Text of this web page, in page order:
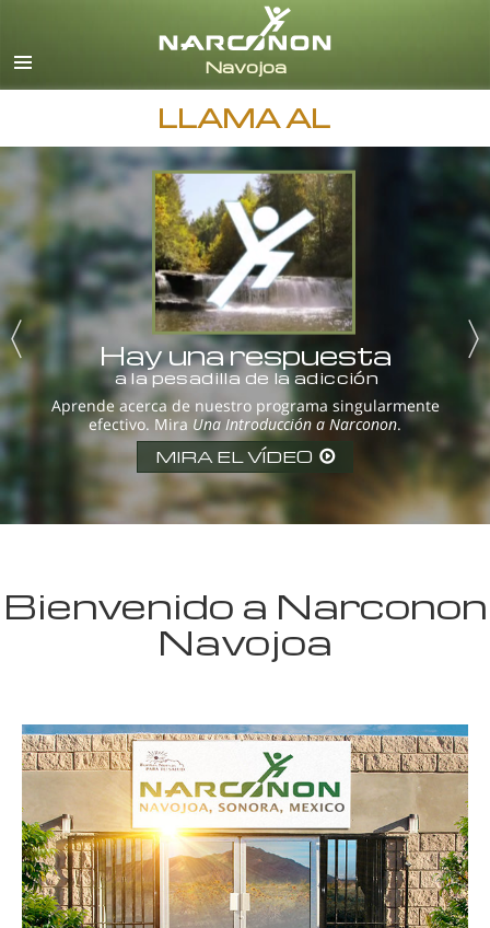
Español
Todas las Regiones/Idiomas
LLAMA AL
Hay una respuesta
a la pesadilla de la adicción
Aprende acerca de nuestro programa singularmente
efectivo. Mira Una Introducción a Narconon.
MIRA EL VÍDEO
Bienvenido a Narconon
Navojoa